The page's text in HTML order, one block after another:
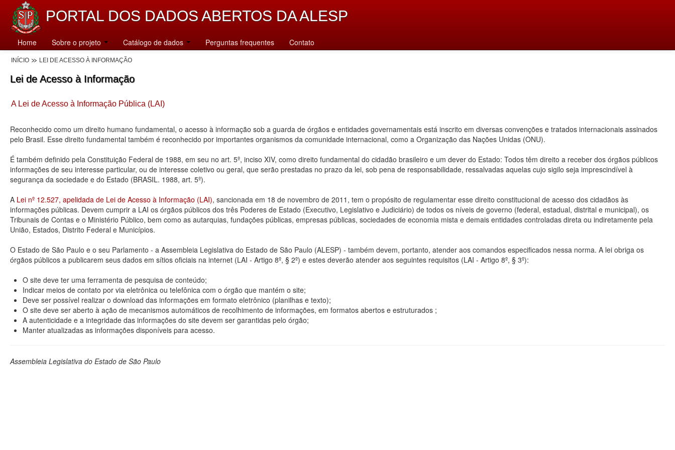
PORTAL DOS DADOS ABERTOS DA ALESP
Home Sobre o projeto Catálogo de dados Perguntas frequentes Contato
INÍCIO LEI DE ACESSO À INFORMAÇÃO
Lei de Acesso à Informação
A Lei de Acesso à Informação Pública (LAI)
Reconhecido como um direito humano fundamental, o acesso à informação sob a guarda de órgãos e entidades governamentais está inscrito em diversas convenções e tratados internacionais assinados
pelo Brasil. Esse direito fundamental também é reconhecido por importantes organismos da comunidade internacional, como a Organização das Nações Unidas (ONU).
É também definido pela Constituição Federal de 1988, em seu no art. 5º, inciso XIV, como direito fundamental do cidadão brasileiro e um dever do Estado: Todos têm direito a receber dos órgãos públicos
informações de seu interesse particular, ou de interesse coletivo ou geral, que serão prestadas no prazo da lei, sob pena de responsabilidade, ressalvadas aquelas cujo sigilo seja imprescindível à
segurança da sociedade e do Estado (BRASIL. 1988, art. 5º).
A Lei nº 12.527, apelidada de Lei de Acesso à Informação (LAI), sancionada em 18 de novembro de 2011, tem o propósito de regulamentar esse direito constitucional de acesso dos cidadãos às
informações públicas. Devem cumprir a LAI os órgãos públicos dos três Poderes de Estado (Executivo, Legislativo e Judiciário) de todos os níveis de governo (federal, estadual, distrital e municipal), os
Tribunais de Contas e o Ministério Público, bem como as autarquias, fundações públicas, empresas públicas, sociedades de economia mista e demais entidades controladas direta ou indiretamente pela
União, Estados, Distrito Federal e Municípios.
O Estado de São Paulo e o seu Parlamento - a Assembleia Legislativa do Estado de São Paulo (ALESP) - também devem, portanto, atender aos comandos especificados nessa norma. A lei obriga os
órgãos públicos a publicarem seus dados em sítios oficiais na internet (LAI - Artigo 8º, § 2º) e estes deverão atender aos seguintes requisitos (LAI - Artigo 8º, § 3º):
O site deve ter uma ferramenta de pesquisa de conteúdo;
Indicar meios de contato por via eletrônica ou telefônica com o órgão que mantém o site;
Deve ser possível realizar o download das informações em formato eletrônico (planilhas e texto);
O site deve ser aberto à ação de mecanismos automáticos de recolhimento de informações, em formatos abertos e estruturados ;
A autenticidade e a integridade das informações do site devem ser garantidas pelo órgão;
Manter atualizadas as informações disponíveis para acesso.
Assembleia Legislativa do Estado de São Paulo